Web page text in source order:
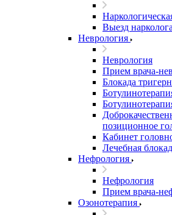
Выезд
Неврология
Неврология
Прием врача-
Блокада
позиционное
Кабинет
Лечебная
Нефрология
Нефрология
Прием врача-
Озонотерапия